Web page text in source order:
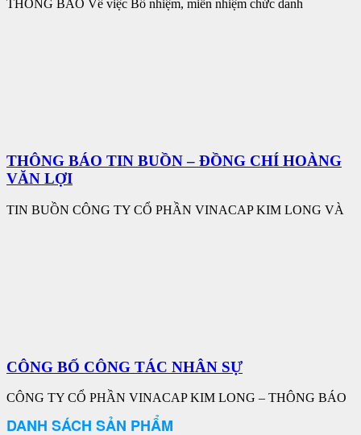
THÔNG BÁO Về việc Bổ nhiệm, miễn nhiệm chức danh
THÔNG BÁO TIN BUỒN – ĐỒNG CHÍ HOÀNG
VĂN LỢI
TIN BUỒN CÔNG TY CỔ PHẦN VINACAP KIM LONG VÀ
CÔNG BỐ CÔNG TÁC NHÂN SỰ
CÔNG TY CỔ PHẦN VINACAP KIM LONG – THÔNG BÁO
DANH SÁCH SẢN PHẨM